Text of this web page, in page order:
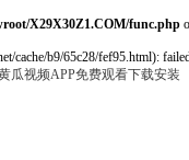
X29X30Z1.COM/func.php
cache/b9/65c28/fef95.html):
瓜视频APP免费观看下载安装